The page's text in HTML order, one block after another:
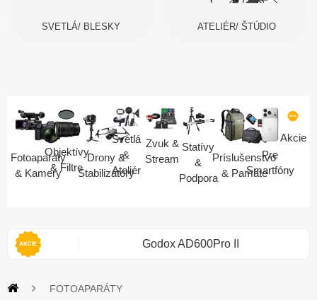
SVETLÁ/ BLESKY ATELIÉR/ ŠTÚDIO
Fotoaparáty
& Kamery
Objektívy
& Filtre
Drony &
Stabilizátory
Svetlá
&
Ateliér
Zvuk &
Stream
Statívy
&
Podpora
Príslušenstvo
& Pamäte
Pre
Smartfóny
Akcie
II Zo smartfónu fotoaparát
FOTOAPARÁTY